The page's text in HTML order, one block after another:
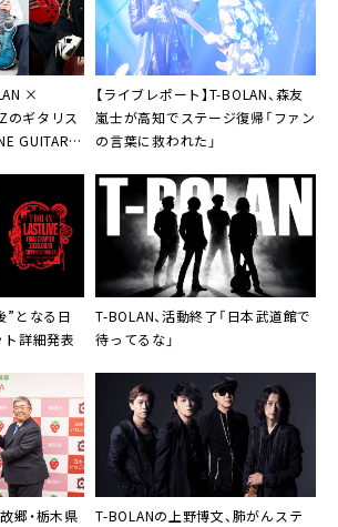
木･佐野市文化会館 大ホール
石川･本多の森ホール
野･ホクト文化ホール 大ホール
円(税込)
。3歳以下膝上可 (ただし席が必要な場
×
のギタリス
GUITAR
【ライブレポート】T-BOLAN、森友
嵐士が高知でステージ復帰「ファン
の言葉に救われた」
”となる日
詳細発表
T-BOLAN、活動終了「日本武道館で
待ってるな」
郷・栃木県
T-BOLANの上野博文、肺がんステ